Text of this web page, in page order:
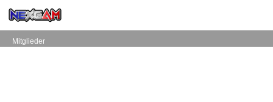
Mitglieder